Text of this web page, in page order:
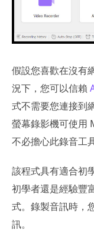
假設您喜歡在沒有
況下，您可以信賴
式不需要您連接到
螢幕錄影機可使用
不必擔心此錄音工
該程式具有適合初
初學者還是經驗豐
式。錄製音訊時，
訊。